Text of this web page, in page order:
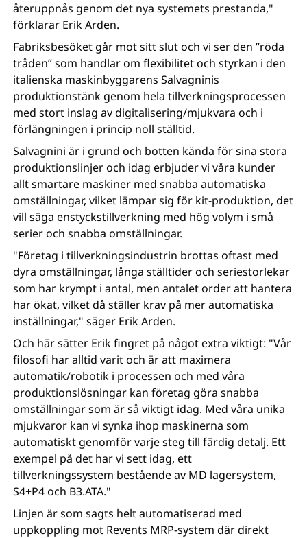
återuppnås genom det nya systemets prestanda,"
förklarar Erik Arden.
Fabriksbesöket går mot sitt slut och vi ser den ”röda
tråden” som handlar om flexibilitet och styrkan i den
italienska maskinbyggarens Salvagninis
produktionstänk genom hela tillverkningsprocessen
med stort inslag av digitalisering/mjukvara och i
förlängningen i princip noll ställtid.
Salvagnini är i grund och botten kända för sina stora
produktionslinjer och idag erbjuder vi våra kunder
allt smartare maskiner med snabba automatiska
omställningar, vilket lämpar sig för kit-produktion, det
vill säga enstyckstillverkning med hög volym i små
serier och snabba omställningar.
"Företag i tillverkningsindustrin brottas oftast med
dyra omställningar, långa ställtider och seriestorlekar
som har krympt i antal, men antalet order att hantera
har ökat, vilket då ställer krav på mer automatiska
inställningar," säger Erik Arden.
Och här sätter Erik fingret på något extra viktigt: "Vår
filosofi har alltid varit och är att maximera
automatik/robotik i processen och med våra
produktionslösningar kan företag göra snabba
omställningar som är så viktigt idag. Med våra unika
mjukvaror kan vi synka ihop maskinerna som
automatiskt genomför varje steg till färdig detalj. Ett
exempel på det har vi sett idag, ett
tillverkningssystem bestående av MD lagersystem,
S4+P4 och B3.ATA."
Linjen är som sagts helt automatiserad med
uppkoppling mot Revents MRP-system där direkt